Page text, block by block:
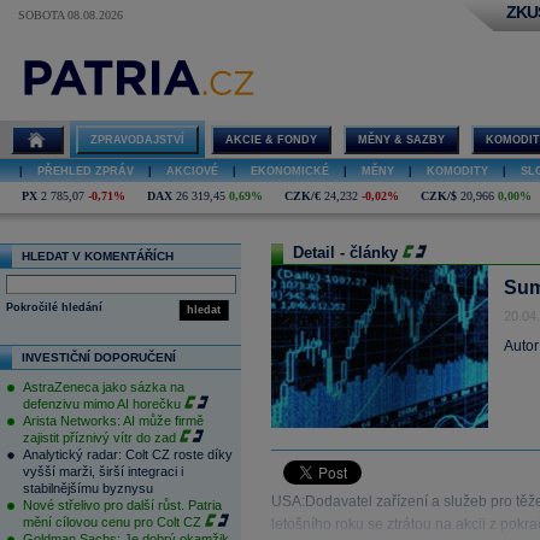
SOBOTA 08.08.2026
ZPRAVODAJSTVÍ AKCIE & FONDY MĚNY & SAZBY
PŘEHLED ZPRÁV AKCIOVÉ EKONOMICKÉ MĚNY KOMODITY
PX 2 785,07 -0,71% DAX 26 319,45 0,69% CZK/€ 24,232 -0,02% CZK/$ 20,966 0,00%
HLEDAT V KOMENTÁŘÍCH
hledat
Pokročilé hledání
INVESTIČNÍ DOPORUČENÍ
AstraZeneca jako sázka na
defenzivu mimo AI horečku
Arista Networks: AI může firmě
zajistit příznivý vítr do zad
Analytický radar: Colt CZ roste díky
vyšší marži, širší integraci i
stabilnějšímu byznysu
Nové střelivo pro další růst. Patria
mění cílovou cenu pro Colt CZ
Detail - články
USA:Dodavatel zařízení a služeb pro
letošního roku se ztrátou na akcii z